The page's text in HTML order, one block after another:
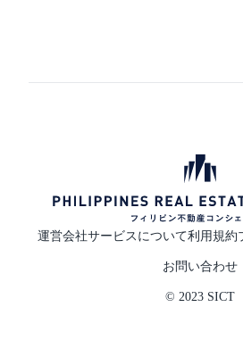
運営会社サービスについて利用規約
お問い合わせ
© 2023 SICT